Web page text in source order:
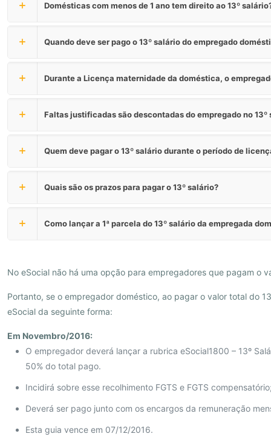
Domésticas com menos de 1 ano tem direito ao 13º
Quando deve ser pago o 13º salário do empregado
Durante a Licença maternidade da doméstica, o
Faltas justificadas são descontadas do empregado no 13º
Quem deve pagar o 13º salário durante o período de
Quais são os prazos para pagar o 13º salário?
Como lançar a 1ª parcela do 13º salário da empregada
No eSocial não há uma opção para empregadores que pagam o
Portanto, se o empregador doméstico, ao pagar o valor total do
eSocial da seguinte forma:
Em Novembro/2016:
O empregador deverá lançar a rubrica eSocial1800 – 13º
50% do total pago.
Incidirá sobre esse recolhimento FGTS e FGTS
Deverá ser pago junto com os encargos da remuneração
Esta guia vence em 07/12/2016.